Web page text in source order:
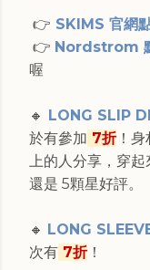
👉 SKIMS 官網
👉 Nordstrom
喔
🔸 LONG SLIP
於有參加 7折！身
上的人分享，穿
還是 5顆星好評。
🔸 LONG
次有 7折！